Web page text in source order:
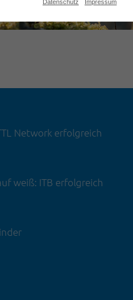
Network erfolgreich
weiß: ITB erfolgreich
Datenschutz Impressum